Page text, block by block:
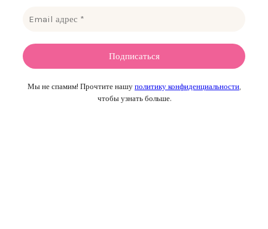
Мы не спамим! Прочтите нашу политику конфиденциальности
чтобы узнать больше.